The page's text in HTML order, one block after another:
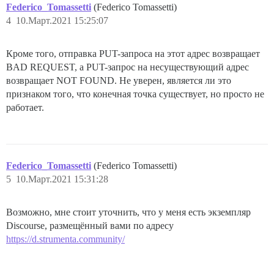
Federico_Tomassetti (Federico Tomassetti)
10.Март.2021 15:25:07
4
Кроме того, отправка PUT-запроса на этот адрес возвращает
BAD REQUEST, а PUT-запрос на несуществующий адрес
возвращает NOT FOUND. Не уверен, является ли это
признаком того, что конечная точка существует, но просто не
работает.
Federico_Tomassetti (Federico Tomassetti)
10.Март.2021 15:31:28
5
Возможно, мне стоит уточнить, что у меня есть экземпляр
Discourse, размещённый вами по адресу
https://d.strumenta.community/